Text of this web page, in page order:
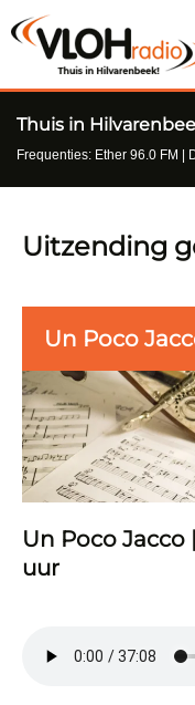
Thuis in
Frequenties: Ether 96.0 FM |
Uitzending
Un Poco
Un Poco Jacco
uur